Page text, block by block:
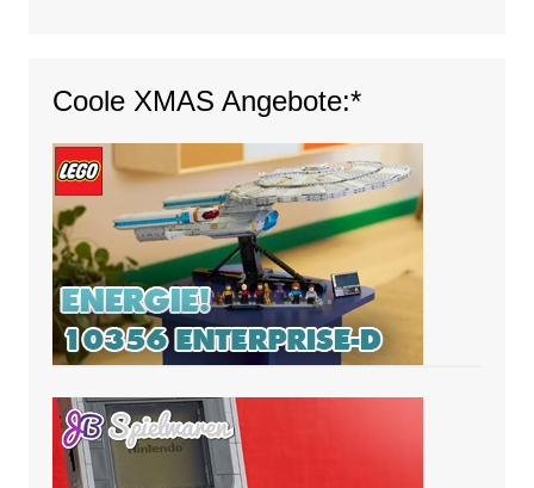
Coole XMAS Angebote:*